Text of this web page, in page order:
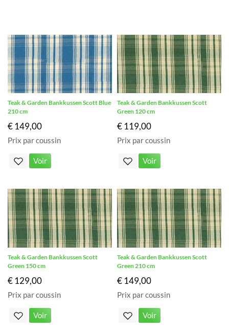
Teak & Garden Bankkussen Scott Blue
210 cm
€ 149,00
Prix par coussin
Voir
Teak & Garden Bankkussen Scott
Green 120 cm
€ 119,00
Prix par coussin
Voir
Teak & Garden Bankkussen Scott
Green 150 cm
€ 129,00
Prix par coussin
Voir
Teak & Garden Bankkussen Scott
Green 210 cm
€ 149,00
Prix par coussin
Voir